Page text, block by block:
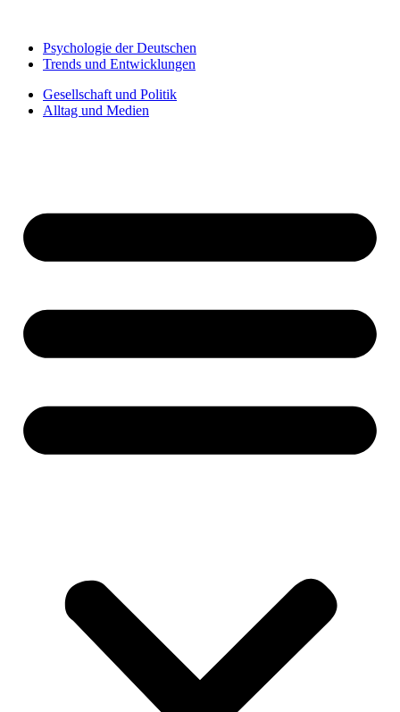
Psychologie der Deutschen
Trends und Entwicklungen
Gesellschaft und Politik
Alltag und Medien